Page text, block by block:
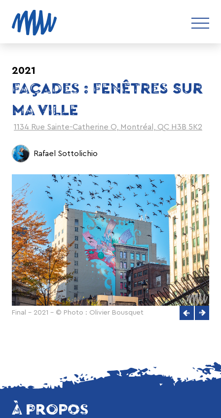
2021
FAÇADES : FENÊTRES SUR
MA VILLE
1134 Rue Sainte-Catherine O, Montréal, QC H3B 5K2
Rafael Sottolichio
Final - 2021 - © Photo : Olivier Bousquet
À PROPOS